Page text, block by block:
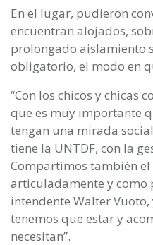
En el lugar, pudieron
encuentran alojados,
prolongado aislamiento
obligatorio, el modo en
“Con los chicos y chicas
que es muy importante
tengan una mirada
tiene la UNTDF, con la
Compartimos también
articuladamente y como
intendente Walter
tenemos que estar y
necesitan”.